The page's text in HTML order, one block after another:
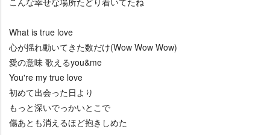
What is true love
心が揺れ動いてきた数だけ(Wow Wow Wow)
愛の意味 歌えるyou&me
You're my true love
初めて出会った日より
もっと深いでっかいとこで
傷あとも消えるほど抱きしめた